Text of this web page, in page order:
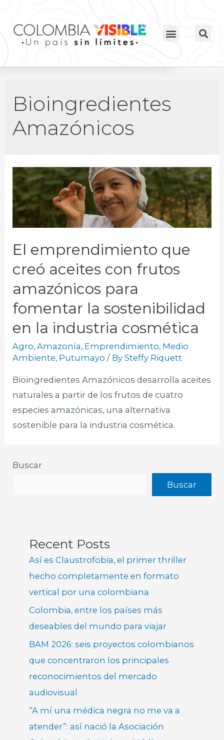
Bioingredientes
Amazónicos
El emprendimiento que
creó aceites con frutos
amazónicos para
fomentar la sostenibilidad
en la industria cosmética
Agro,Amazonía, Emprendimiento, Medio
Ambiente, Putumayo / BySteffy Riquett
Bioingredientes Amazónicos desarrolla aceites
naturales a partir de los frutos de cuatro
especies amazónicas, una alternativa
sostenible para la industria cosmética.
Buscar
Buscar
Recent Posts
Así es Claustrofobia, el primer thriller
hecho completamente en formato
vertical por una colombiana
Colombia, entre los países más
deseables del mundo para viajar
BAM 2026: seis proyectos colombianos
que concentraron los principales
reconocimientos del mercado
audiovisual
“A mí una médica negra no me va a
atender”: así nació la Asociación